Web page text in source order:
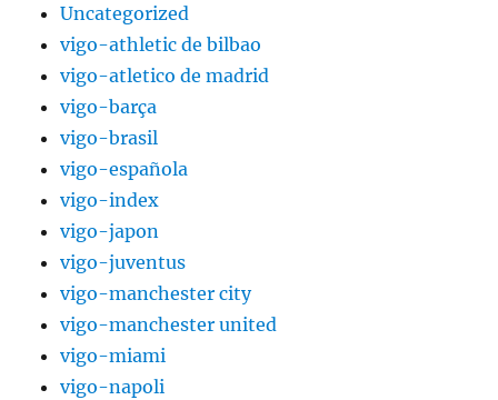
Uncategorized
vigo-athletic de bilbao
vigo-atletico de madrid
vigo-barça
vigo-brasil
vigo-española
vigo-index
vigo-japon
vigo-juventus
vigo-manchester city
vigo-manchester united
vigo-miami
vigo-napoli